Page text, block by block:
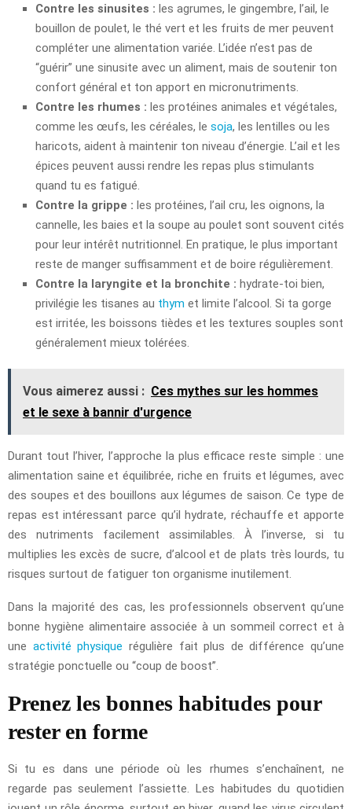
Contre les sinusites : les agrumes, le gingembre, l’ail, le
bouillon de poulet, le thé vert et les fruits de mer peuvent
compléter une alimentation variée. L’idée n’est pas de
“guérir” une sinusite avec un aliment, mais de soutenir ton
confort général et ton apport en micronutriments.
Contre les rhumes : les protéines animales et végétales,
comme les œufs, les céréales, le soja, les lentilles ou les
haricots, aident à maintenir ton niveau d’énergie. L’ail et les
épices peuvent aussi rendre les repas plus stimulants
quand tu es fatigué.
Contre la grippe : les protéines, l’ail cru, les oignons, la
cannelle, les baies et la soupe au poulet sont souvent cités
pour leur intérêt nutritionnel. En pratique, le plus important
reste de manger suffisamment et de boire régulièrement.
Contre la laryngite et la bronchite : hydrate-toi bien,
privilégie les tisanes au thym et limite l’alcool. Si ta gorge
est irritée, les boissons tièdes et les textures souples sont
généralement mieux tolérées.
Vous aimerez aussi : Ces mythes sur les hommes
et le sexe à bannir d'urgence
Durant tout l’hiver, l’approche la plus efficace reste simple : une
alimentation saine et équilibrée, riche en fruits et légumes, avec
des soupes et des bouillons aux légumes de saison. Ce type de
repas est intéressant parce qu’il hydrate, réchauffe et apporte
des nutriments facilement assimilables. À l’inverse, si tu
multiplies les excès de sucre, d’alcool et de plats très lourds, tu
risques surtout de fatiguer ton organisme inutilement.
Dans la majorité des cas, les professionnels observent qu’une
bonne hygiène alimentaire associée à un sommeil correct et à
une activité physique régulière fait plus de différence qu’une
stratégie ponctuelle ou “coup de boost”.
Prenez les bonnes habitudes pour
rester en forme
Si tu es dans une période où les rhumes s’enchaînent, ne
regarde pas seulement l’assiette. Les habitudes du quotidien